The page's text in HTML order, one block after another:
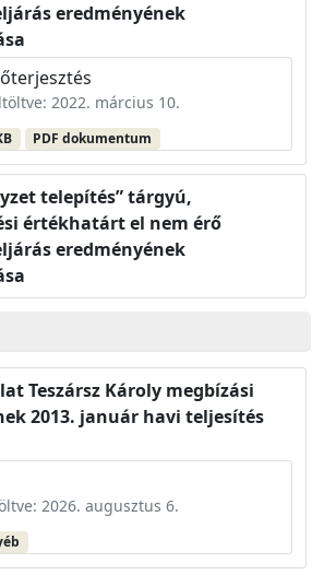
eredményének
2022. március 10.
PDF dokumentum
telepítés” tárgyú,
értékhatárt el nem érő
eredményének
Teszársz Károly megbízási
2013. január havi teljesítés
2026. augusztus 6.